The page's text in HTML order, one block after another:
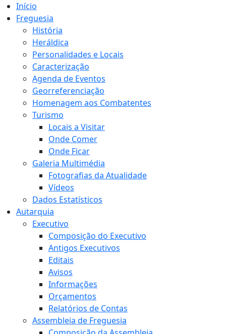
Início
Freguesia
História
Heráldica
Personalidades e Locais
Caracterização
Agenda de Eventos
Georreferenciação
Homenagem aos Combatentes
Turismo
Locais a Visitar
Onde Comer
Onde Ficar
Galeria Multimédia
Fotografias da Atualidade
Vídeos
Dados Estatísticos
Autarquia
Executivo
Composição do Executivo
Antigos Executivos
Editais
Avisos
Informações
Orçamentos
Relatórios de Contas
Assembleia de Freguesia